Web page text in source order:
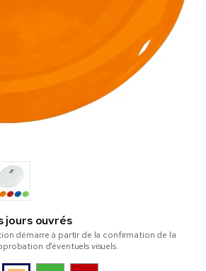
jours ouvrés
démarre à partir de la confirmation de la
d’éventuels visuels.